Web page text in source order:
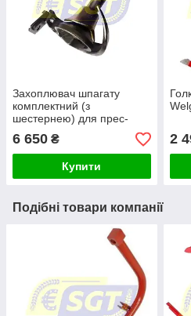
Захоплювач шпагату
комплектний (з
шестернею) для прес-
підбирача Welger
6 650 ₴
Купити
2
Подібні товари компанії